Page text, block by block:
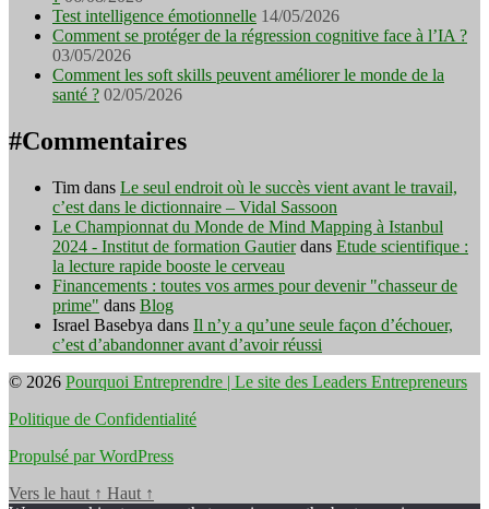
Test intelligence émotionnelle 14/05/2026
Comment se protéger de la régression cognitive face à l’IA ?
03/05/2026
Comment les soft skills peuvent améliorer le monde de la
santé ? 02/05/2026
#Commentaires
Tim dans Le seul endroit où le succès vient avant le travail,
c’est dans le dictionnaire – Vidal Sassoon
Le Championnat du Monde de Mind Mapping à Istanbul
2024 - Institut de formation Gautierdans Etude scientifique :
la lecture rapide booste le cerveau
Financements : toutes vos armes pour devenir "chasseur de
prime" dans Blog
Israel Basebya dans Il n’y a qu’une seule façon d’échouer,
c’est d’abandonner avant d’avoir réussi
© 2026 Pourquoi Entreprendre | Le site des Leaders Entrepreneurs
Politique de Confidentialité
Propulsé par WordPress
Vers le haut ↑ Haut ↑